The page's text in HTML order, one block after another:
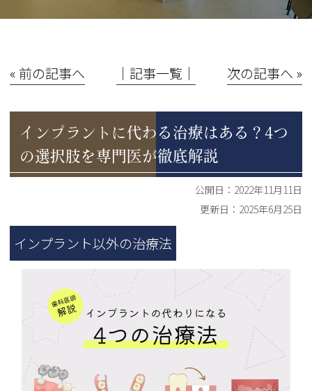
« 前の記事へ │記事一覧│ 次の記事へ »
インプラントに代わる治療はある？4つ
の選択肢を専門医が徹底解説
公開日： 2022年11月11日
更新日： 2025年6月25日
インプラント以外の治療法